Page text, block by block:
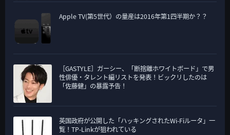
Apple TV(第5世代）の量産は2016年第1四半期か？？
［GASTYLE］ガーシー、「断捨離ホワイトボード」で男
性俳優・タレント編リストを発表！ビックリしたのは
「佐藤健」の暴露予告！
英国政府が公開した「ハッキングされたWi-Fiルータ」一
覧！TP-Linkが狙われている